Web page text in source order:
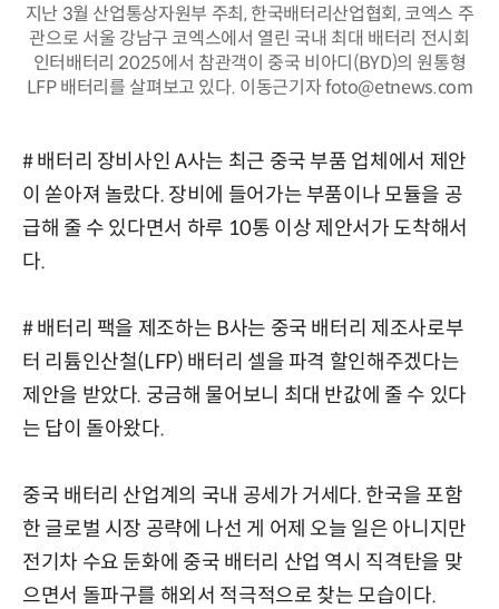
지난 3월 산업통상자원부 주최, 한국배터리산업협회, 코엑스 주
관으로 서울 강남구 코엑스에서 열린 국내 최대 배터리 전시회
인터배터리 2025에서 참관객이 중국 비아디(BYD)의 원통형
LFP 배터리를 살펴보고 있다. 이동근기자 foto@etnews.com
# 배터리 장비사인 A사는 최근 중국 부품 업체에서 제안
이 쏟아져 놀랐다. 장비에 들어가는 부품이나 모듈을 공
급해 줄 수 있다면서 하루 10통 이상 제안서가 도착해서
다.
# 배터리 팩을 제조하는 B사는 중국 배터리 제조사로부
터 리튬인산철(LFP) 배터리 셀을 파격 할인해주겠다는
제안을 받았다. 궁금해 물어보니 최대 반값에 줄 수 있다
는 답이 돌아왔다.
중국 배터리 산업계의 국내 공세가 거세다. 한국을 포함
한 글로벌 시장 공략에 나선 게 어제 오늘 일은 아니지만
전기차 수요 둔화에 중국 배터리 산업 역시 직격탄을 맞
으면서 돌파구를 해외서 적극적으로 찾는 모습이다.